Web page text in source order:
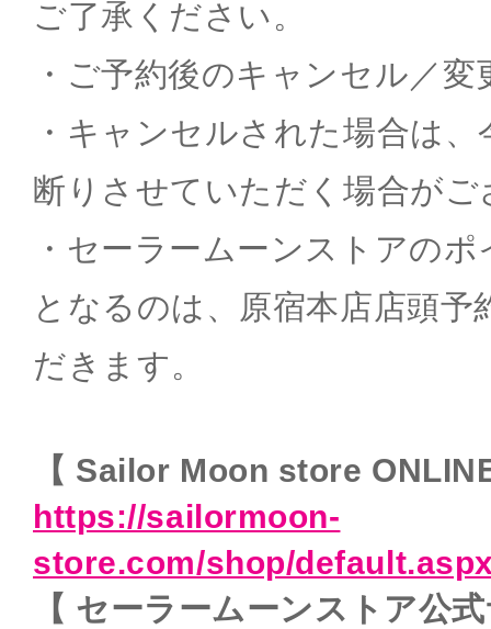
ご了承ください。
・ご予約後のキャンセル／
・キャンセルされた場合は
断りさせていただく場合がご
・セーラームーンストアの
となるのは、原宿本店店頭予
だきます。
【 Sailor Moon store
https://sailormoon-
store.com/shop/
【 セーラームーンストア公